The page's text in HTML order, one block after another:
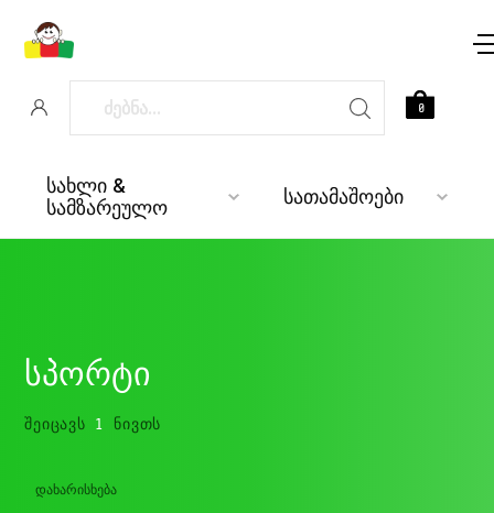
სახლი &
სამზარეულო სათამაშოები
0
სპორტი
ᲨᲔᲘᲪᲐᲕᲡ 1 ᲜᲘᲕᲗᲡ
ᲓᲐᲮᲐᲠᲘᲡᲮᲔᲑᲐ